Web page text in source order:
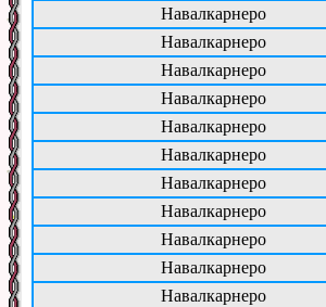
Навалкарнеро
Навалкарнеро
Навалкарнеро
Навалкарнеро
Навалкарнеро
Навалкарнеро
Навалкарнеро
Навалкарнеро
Навалкарнеро
Навалкарнеро
Навалкарнеро